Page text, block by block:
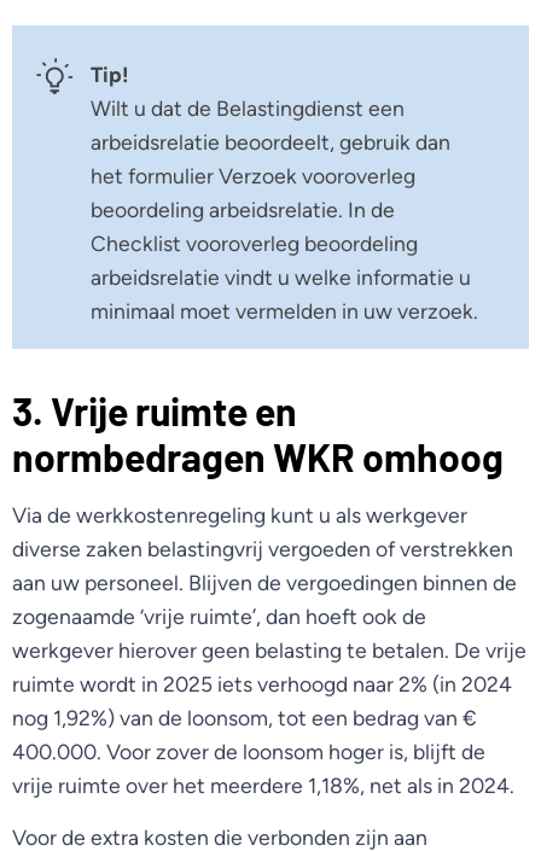
Tip!
Wilt u dat de Belastingdienst een
arbeidsrelatie beoordeelt, gebruik dan
het formulier Verzoek vooroverleg
beoordeling arbeidsrelatie. In de
Checklist vooroverleg beoordeling
arbeidsrelatie vindt u welke informatie u
minimaal moet vermelden in uw verzoek.
3. Vrije ruimte en
normbedragen WKR omhoog
Via de werkkostenregeling kunt u als werkgever
diverse zaken belastingvrij vergoeden of verstrekken
aan uw personeel. Blijven de vergoedingen binnen de
zogenaamde ‘vrije ruimte’, dan hoeft ook de
werkgever hierover geen belasting te betalen. De vrije
ruimte wordt in 2025 iets verhoogd naar 2% (in 2024
nog 1,92%) van de loonsom, tot een bedrag van €
400.000. Voor zover de loonsom hoger is, blijft de
vrije ruimte over het meerdere 1,18%, net als in 2024.
Voor de extra kosten die verbonden zijn aan